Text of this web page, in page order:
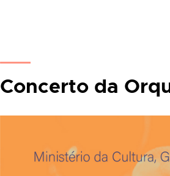
Concerto da